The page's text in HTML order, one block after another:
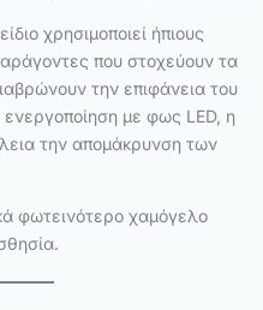
χρησιμοποιεί ήπιους
που στοχεύουν τα
την επιφάνεια του
με φως LED, η
την απομάκρυνση των
φωτεινότερο χαμόγελο